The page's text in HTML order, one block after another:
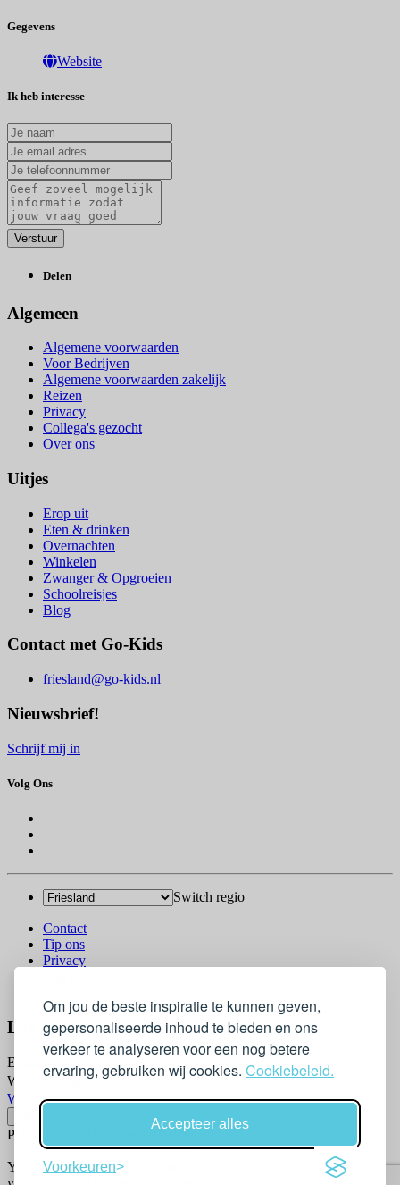
Om jou de beste inspiratie te kunnen geven,
gepersonaliseerde inhoud te bieden en ons
verkeer te analyseren voor een nog betere
ervaring, gebruiken wij cookies. Cookiebeleid.
Accepteer alles
Voorkeuren
Gegevens
Website
Ik heb interesse
Delen
Algemeen
Algemene voorwaarden
Voor Bedrijven
Algemene voorwaarden zakelijk
Reizen
Privacy
Collega's gezocht
Over ons
Uitjes
Erop uit
Eten & drinken
Overnachten
Winkelen
Zwanger & Opgroeien
Schoolreisjes
Blog
Contact met Go-Kids
friesland@go-kids.nl
Nieuwsbrief!
Schrijf mij in
Volg Ons
Switch regio
Contact
Tip ons
Privacy
Log In
Email
Wachtwoord
Wachtwoord vergeten?
Please confirm login email below
You will receive an email containing a link allowing you to reset